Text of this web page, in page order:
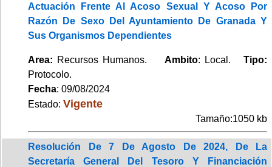
Actuación Frente Al Acoso Sexual Y Acoso Por
Razón De Sexo Del Ayuntamiento De Granada Y
Sus Organismos Dependientes
Area: Recursos Humanos. Ambito: Local.Tipo:
Protocolo.
Fecha: 09/08/2024
Estado: Vigente
Tamaño:1050 kb
Resolución De 7 De Agosto De 2024, De La
Secretaría General Del Tesoro Y Financiación